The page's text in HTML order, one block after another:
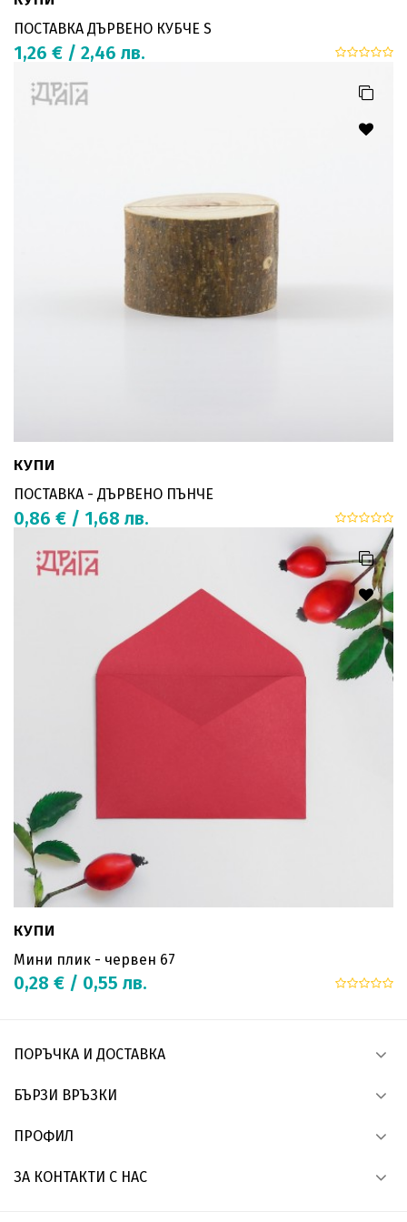
ПОСТАВКА ДЪРВЕНО КУБЧЕ S
1,26 € / 2,46 лв.
КУПИ
ПОСТАВКА - ДЪРВЕНО ПЪНЧЕ
0,86 € / 1,68 лв.
КУПИ
Мини плик - червен 67
0,28 € / 0,55 лв.
ПОРЪЧКА И ДОСТАВКА
БЪРЗИ ВРЪЗКИ
ПРОФИЛ
ЗА КОНТАКТИ С НАС